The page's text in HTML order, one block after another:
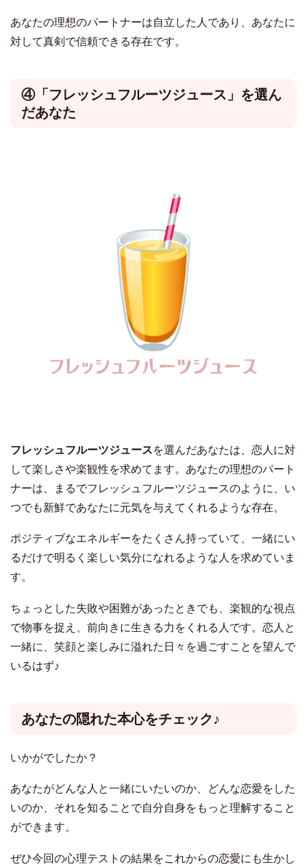
あなたの理想のパートナーは自立した人であり、あなたに
対して真剣で信頼できる存在です。
④「フレッシュフルーツジュース」を選ん
だあなた
フレッシュフルーツジュースを選んだあなたは、恋人に対
して楽しさや楽観性を求めてます。あなたの理想のパート
ナーは、まるでフレッシュフルーツジュースのように、い
つでも新鮮であなたに元気を与えてくれるような存在。
ポジティブなエネルギーをたくさん持っていて、一緒にい
るだけで明るく楽しい気分になれるような人を求めていま
す。
ちょっとした失敗や困難があったときでも、楽観的な視点
で物事を捉え、前向きに生きる力をくれる人です。恋人と
一緒に、笑顔と楽しみに溢れた日々を過ごすことを望んで
いるはず♪
あなたの隠れた本心をチェック♪
いかがでしたか？
あなたがどんな人と一緒にいたいのか、どんな恋愛をした
いのか、それを知ることで自分自身をもっと理解すること
ができます。
ぜひ今回の心理テストの結果をこれからの恋愛にも生かし